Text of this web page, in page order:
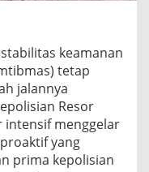
keamanan
tetap
jalannya
Resor
intensif menggelar
yang
prima kepolisian